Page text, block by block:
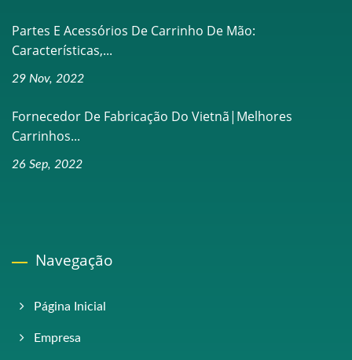
Partes E Acessórios De Carrinho De Mão:
Características,...
29 Nov, 2022
Fornecedor De Fabricação Do Vietnã|Melhores
Carrinhos...
26 Sep, 2022
Navegação
Página Inicial
Empresa